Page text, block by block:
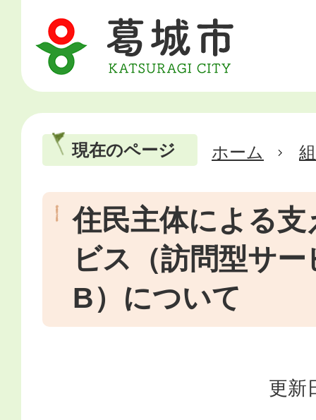
現在のページ ホーム
住民主体による
ビス（訪問型サ
B）について
更新